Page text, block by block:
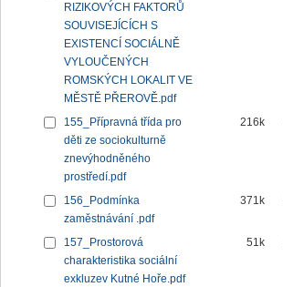
RIZIKOVÝCH FAKTORŮ
SOUVISEJÍCÍCH S
EXISTENCÍ SOCIÁLNĚ
VYLOUČENÝCH
ROMSKÝCH LOKALIT VE
MĚSTĚ PŘEROVĚ.pdf
155_Přípravná třída pro
děti ze sociokulturně
znevýhodněného
prostředí.pdf
216k
156_Podmínka
zaměstnávání .pdf
371k
157_Prostorová
charakteristika sociální
exkluzev Kutné Hoře.pdf
51k